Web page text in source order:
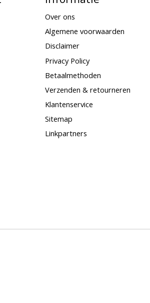
Over ons
Algemene voorwaarden
Disclaimer
Privacy Policy
Betaalmethoden
Verzenden & retourneren
Klantenservice
Sitemap
Linkpartners